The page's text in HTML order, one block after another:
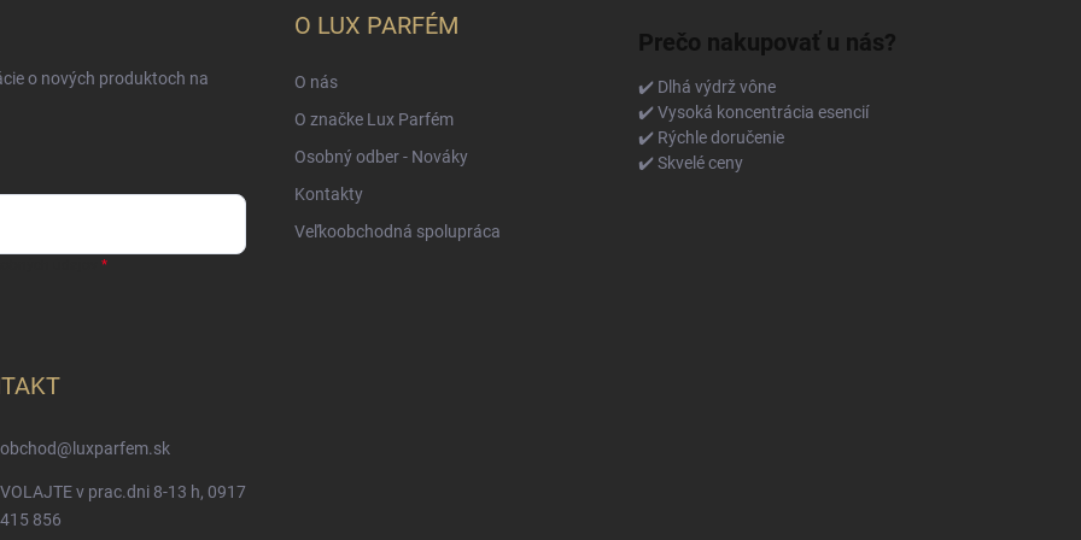
o nových produktoch na
O LUX PARFÉM
O nás
O značke Lux Parfém
Osobný odber - Nováky
Kontakty
Veľkoobchodná spolupráca
Prečo nakupovať u nás?
✔️ Dlhá výdrž vône
✔️ Vysoká koncentrácia esencií
✔️ Rýchle doručenie
✔️ Skvelé ceny
obchod@ luxparfem.sk
VOLAJTE v prac.dni 8-13 h, 0917
415 856